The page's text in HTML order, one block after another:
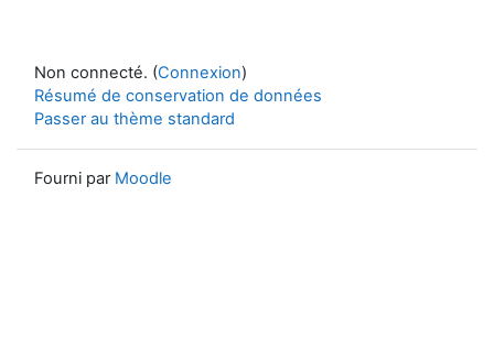
Non connecté. (Connexion)
Résumé de conservation de données
Passer au thème standard
Fourni par Moodle